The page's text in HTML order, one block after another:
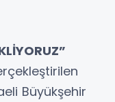
Büyükşehir